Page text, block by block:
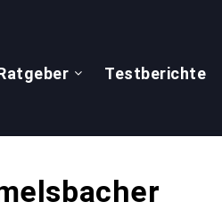
Testberichte